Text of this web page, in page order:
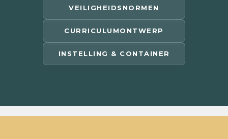
VEILIGHEIDSNORMEN
CURRICULUMONTWERP
INSTELLING & CONTAINER